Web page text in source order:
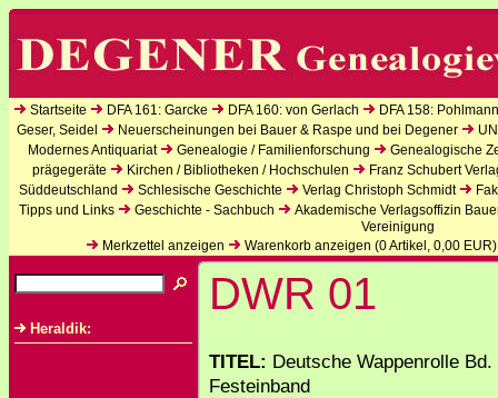
Startseite DFA 161: Garcke DFA 160: von Gerlach
DFA 158:
Geser, Seidel
Neuerscheinungen bei Bauer & Raspe und bei Degener
Modernes Antiquariat
Genealogie / Familienforschung
Genealogische
prägegeräte
Kirchen / Bibliotheken / Hochschulen
Franz Schubert
Süddeutschland
Schlesische Geschichte Verlag Christoph Schmidt
Tipps und Links
Geschichte - Sachbuch
Akademische Verlagsoffizin
Vereinigung
Merkzettel anzeigen
Warenkorb anzeigen (0Artikel, 0,00 EUR)
Heraldik:
DWR 01
TITEL: Deutsche Wappenrolle
Festeinband